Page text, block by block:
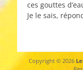
ces gouttes
Je le sais,
Copyright © 2026